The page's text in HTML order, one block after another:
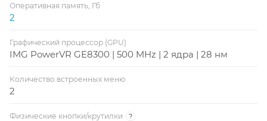
Оперативная память, Гб
2
Графический процессор (GPU)
IMG PowerVR GE8300 | 500 MHz | 2 ядра | 28 нм
Количество встроенных меню
2
Физические кнопки/крутилки ?